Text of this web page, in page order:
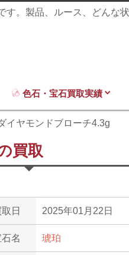
。製品、ルース、どんな
色石・宝石買取実績
イヤモンドブローチ4.3g
買取
日 2025年01月22日
名 琥珀